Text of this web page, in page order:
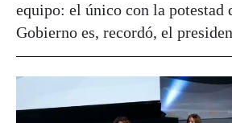
equipo: el único con la potestad
Gobierno es, recordó, el